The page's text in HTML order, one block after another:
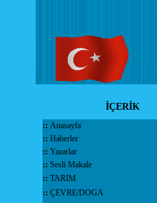
İÇERİK
:: Anasayfa
:: Haberler
:: Yazarlar
:: Sesli Makale
:: TARIM
:: ÇEVRE/DOGA